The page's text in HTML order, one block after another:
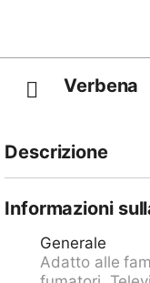
Verbena
Descrizione
s.l.m., piacevole,
Davos Dorf,
residenziale, zona
Informazioni
Generale
Adatto alle